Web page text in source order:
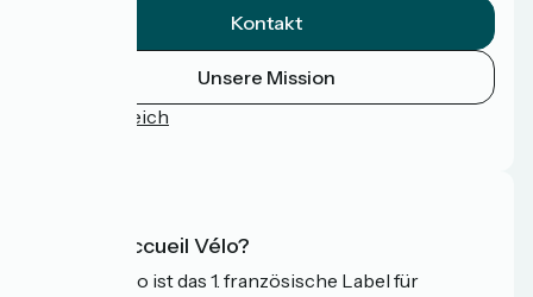
Kontakt
Unsere Mission
Pressebereich
Was ist Accueil Vélo?
Accueil Vélo ist das 1. französische Label für